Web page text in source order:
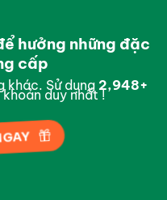
hưởng những đặc
cấp
khác. Sử dụng 2,998+
duy nhất !